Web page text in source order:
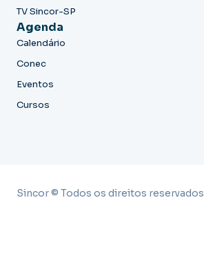
TV Sincor-SP
Agenda
Calendário
Conec
Eventos
Cursos
Sincor © Todos os direitos reservados